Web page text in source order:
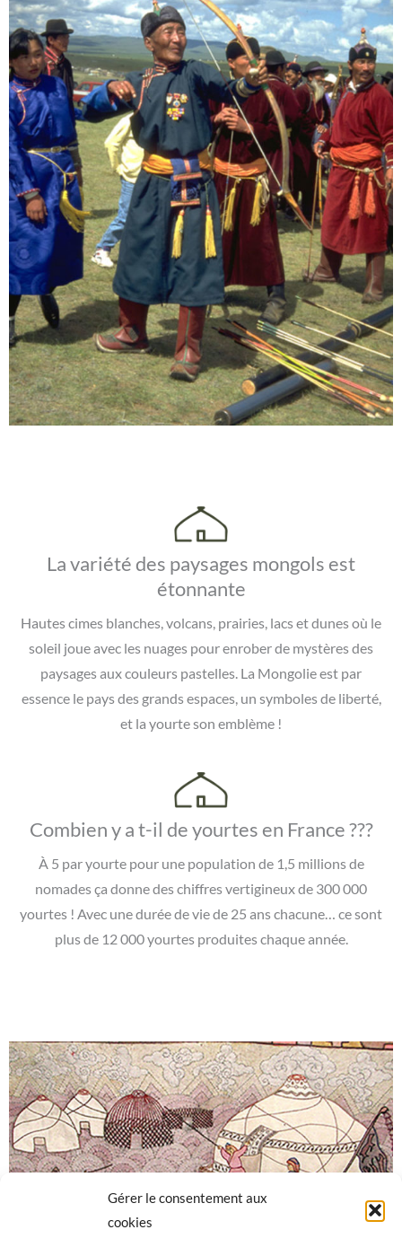
Gérer le consentement aux
cookies
La variété des paysages mongols est
étonnante
Hautes cimes blanches, volcans, prairies, lacs et dunes où le
soleil joue avec les nuages pour enrober de mystères des
paysages aux couleurs pastelles. La Mongolie est par
essence le pays des grands espaces, un symboles de liberté,
et la yourte son emblème !
Combien y a t-il de yourtes en France ???
À 5 par yourte pour une population de 1,5 millions de
nomades ça donne des chiffres vertigineux de 300 000
yourtes ! Avec une durée de vie de 25 ans chacune… ce sont
plus de 12 000 yourtes produites chaque année.